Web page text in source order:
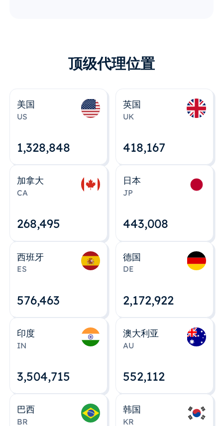
顶级代理位置
美国
US
1,328,848
英国
UK
418,167
加拿大
CA
268,495
日本
JP
443,008
西班牙
ES
576,463
德国
DE
2,172,922
印度
IN
3,504,715
澳大利亚
AU
552,112
巴西
BR
韩国
KR